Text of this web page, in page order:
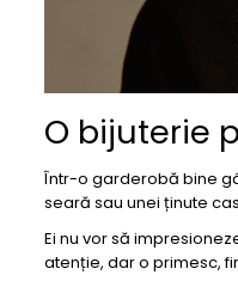
O bijuterie
Într-o garderobă bine
seară sau unei ținute
Ei nu vor să
atenție, dar o primesc,